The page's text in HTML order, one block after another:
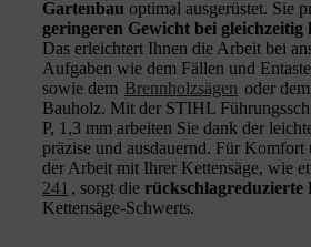
Gartenbau optimal ausgerüstet. Sie
geringeren Gewicht bei
Das erleichtert Ihnen die Arbeit bei
Aufgaben wie dem Fällen und
sowie dem Brennholzsägen oder
Bauholz. Mit der STIHL
P, 1,3 mm arbeiten Sie dank der
präzise und ausdauernd. Für
der Arbeit mit Ihrer Kettensäge, wie
241 , sorgt die rückschlagreduzierte
Kettensäge-Schwerts.